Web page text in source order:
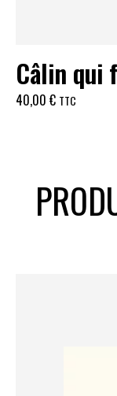
Câlin qui
40,00 € TTC